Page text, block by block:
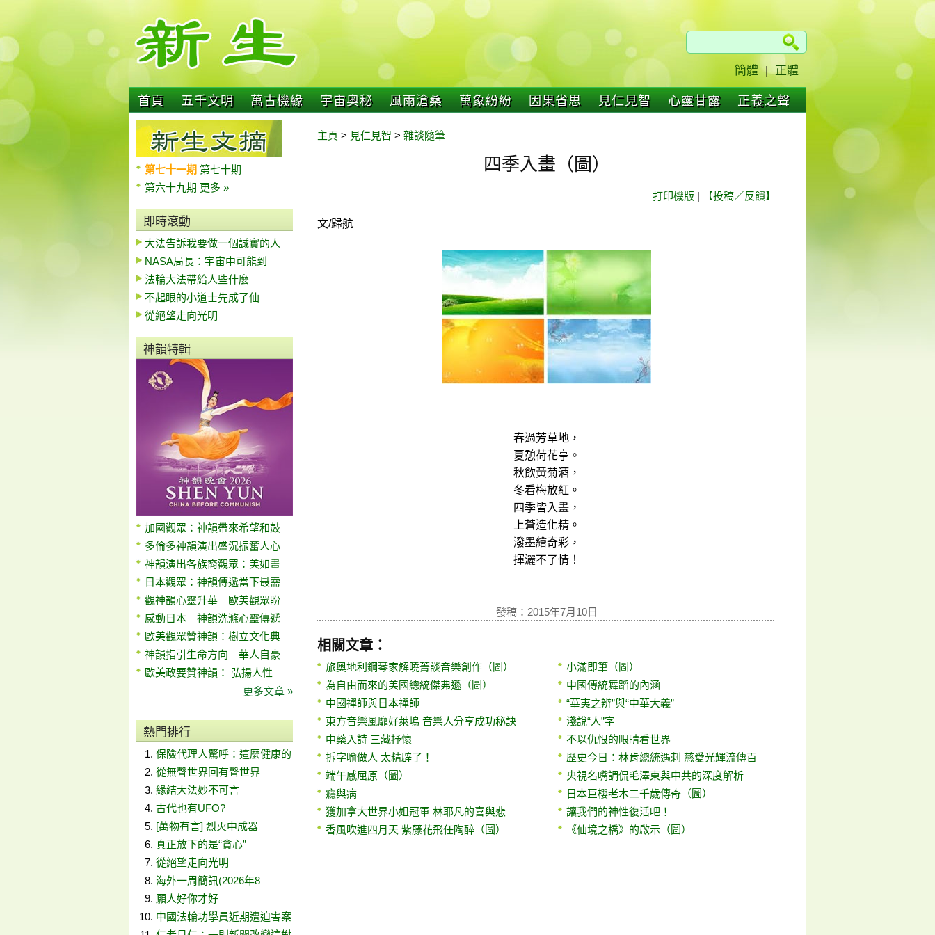
簡體 | 正體
首頁 五千文明 萬古機緣 宇宙奧秘 風雨滄桑 萬象紛紛 因果省思 見仁見智 心靈甘露 正義之聲
第七十一期 第七十期
第六十九期 更多 »
即時滾動
大法告訴我要做一個誠實的人
NASA局長：宇宙中可能到
法輪大法帶給人些什麼
不起眼的小道士先成了仙
從絕望走向光明
神韻特輯
加國觀眾：神韻帶來希望和鼓
多倫多神韻演出盛況振奮人心
神韻演出各族裔觀眾：美如畫
日本觀眾：神韻傳遞當下最需
觀神韻心靈升華 歐美觀眾盼
感動日本 神韻洗滌心靈傳遞
歐美觀眾贊神韻：樹立文化典
神韻指引生命方向 華人自豪
歐美政要贊神韻： 弘揚人性
更多文章 »
熱門排行
保險代理人驚呼：這麼健康的
從無聲世界回有聲世界
緣結大法妙不可言
古代也有UFO?
[萬物有言] 烈火中成器
真正放下的是“貪心”
從絕望走向光明
海外一周簡訊(2026年8
願人好你才好
中國法輪功學員近期遭迫害案
主頁 > 見仁見智 > 雜談隨筆
四季入畫（圖）
打印機版 | 【投稿／反饋】
文/歸航
春過芳草地，
夏憩荷花亭。
秋飲黃菊酒，
冬看梅放紅。
四季皆入畫，
上蒼造化精。
潑墨繪奇彩，
揮灑不了情！
發稿：2015年7月10日
相關文章：
旅奧地利鋼琴家解曉菁談音樂創作（圖）
為自由而來的美國總統傑弗遜（圖）
中國禪師與日本禪師
東方音樂風靡好萊塢 音樂人分享成功秘訣
中藥入詩 三藏抒懷
拆字喻做人 太精辟了！
端午感屈原（圖）
癮與病
獲加拿大世界小姐冠軍 林耶凡的喜與悲
香風吹進四月天 紫藤花飛任陶醉（圖）
小滿即筆（圖）
中國傳統舞蹈的內涵
“華夷之辨”與“中華大義”
淺說“人”字
不以仇恨的眼睛看世界
歷史今日：林肯總統遇刺 慈愛光輝流傳百
央視名嘴調侃毛澤東與中共的深度解析
日本巨櫻老木二千歲傳奇（圖）
讓我們的神性復活吧！
《仙境之橋》的啟示（圖）